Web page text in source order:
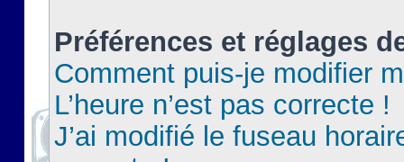
Préférences et réglages
Comment puis-je modifier
L’heure n’est pas correcte !
J’ai modifié le fuseau